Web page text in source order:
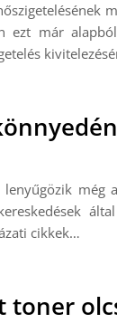
ezt már
cikkek…